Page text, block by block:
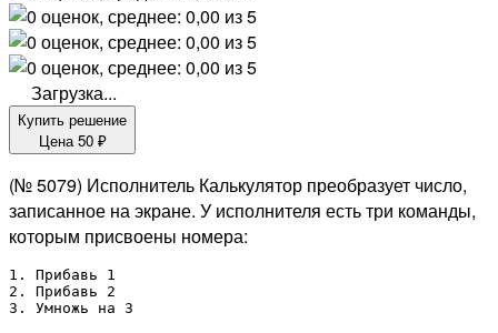
Загрузка...
Купить решение
Цена50 ₽
(№ 5079) Исполнитель Калькулятор преобразует число,
записанное на экране. У исполнителя есть три команды,
которым присвоены номера:
1. Прибавь 1
2. Прибавь 2
3. Умножь на 3